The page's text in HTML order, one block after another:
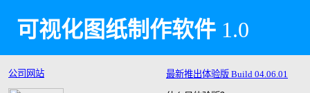
可视化图纸制作软件 1.0
公司网站 最新推出体验版 Build 04.06.01